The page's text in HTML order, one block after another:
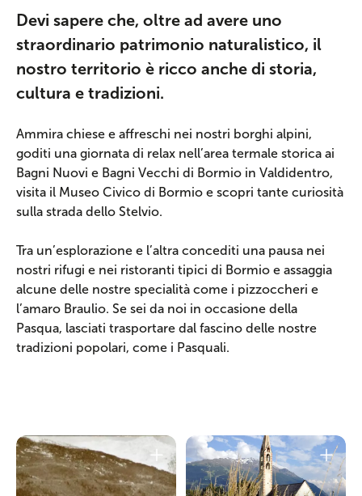
Devi sapere che, oltre ad avere uno
straordinario patrimonio naturalistico, il
nostro territorio è ricco anche di storia,
cultura e tradizioni.
Ammira chiese e affreschi nei nostri borghi alpini,
goditi una giornata di relax nell’area termale storica ai
Bagni Nuovi e Bagni Vecchi di Bormio in Valdidentro,
visita il Museo Civico di Bormio e scopri tante curiosità
sulla strada dello Stelvio.
Tra un’esplorazione e l’altra concediti una pausa nei
nostri rifugi e nei ristoranti tipici di Bormio e assaggia
alcune delle nostre specialità come i pizzoccheri e
l’amaro Braulio. Se sei da noi in occasione della
Pasqua, lasciati trasportare dal fascino delle nostre
tradizioni popolari, come i Pasquali.